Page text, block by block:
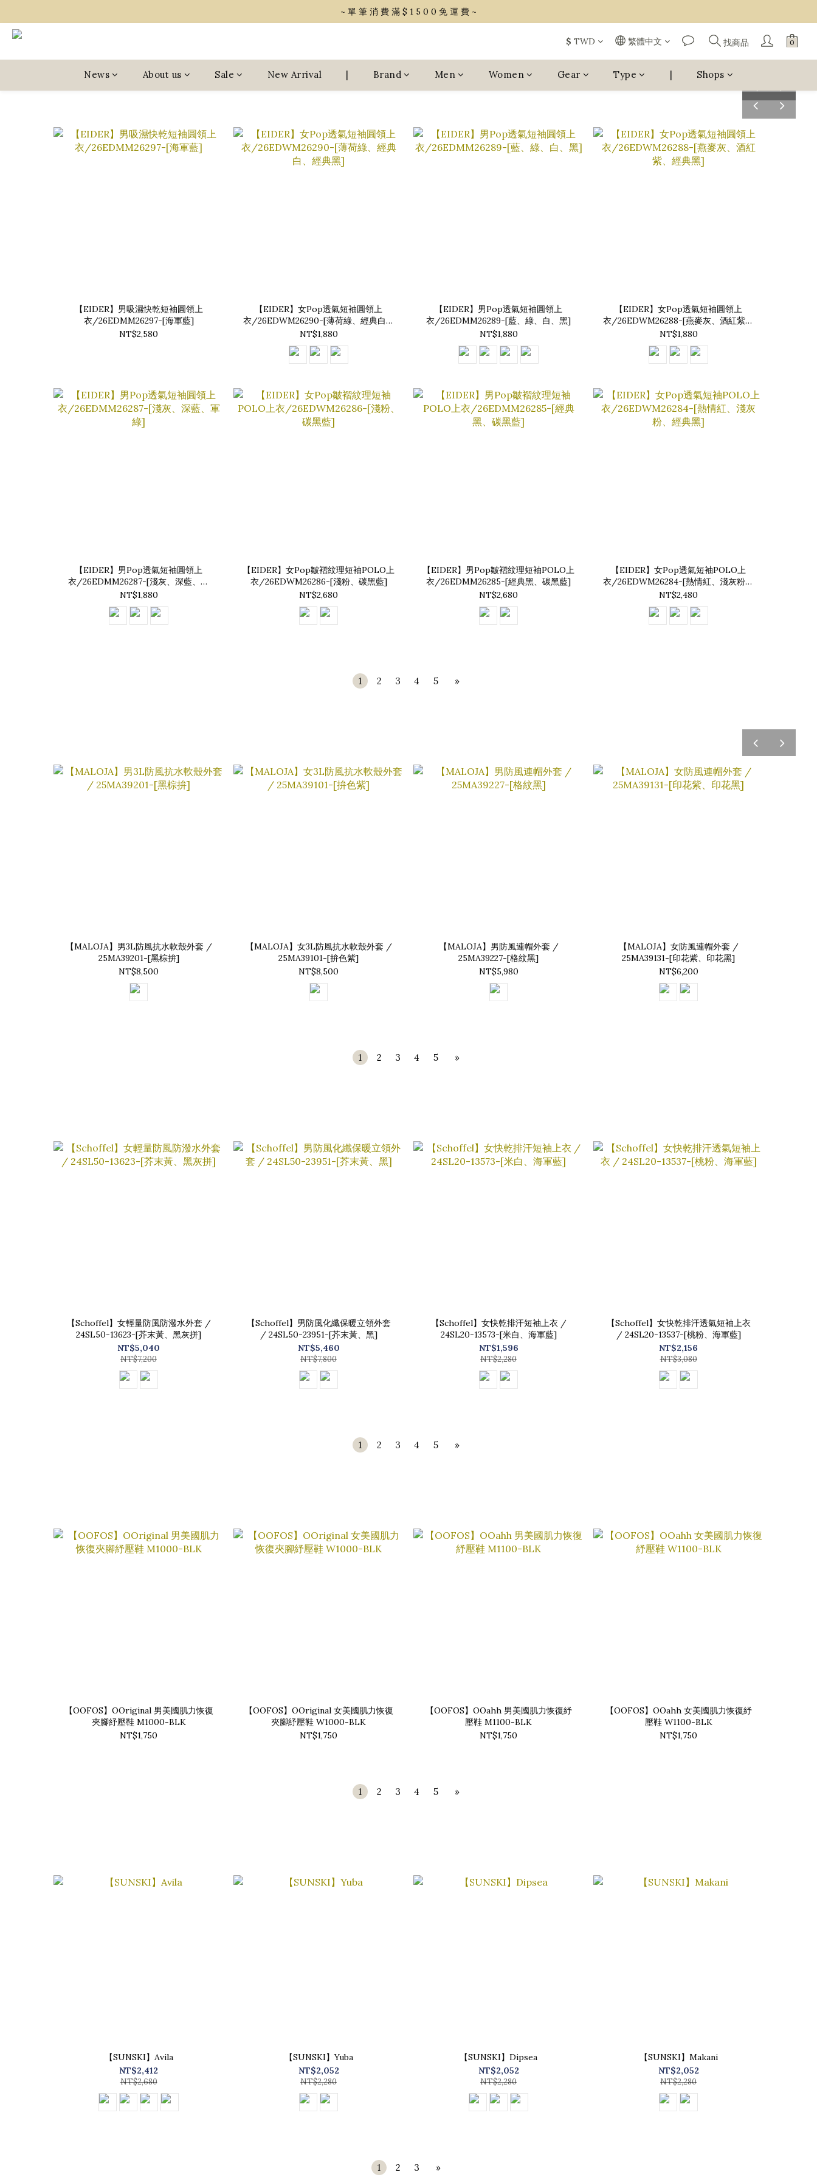
~ 單 筆 消 費 滿 $ 1 5 0 0 免 運 費 ~
~ 單 筆 消 費 滿 $ 1 5 0 0 免 運 費 ~
~ 單 筆 消 費 滿 $ 1 5 0 0 免 運 費 ~
$ TWD 繁體中文 找商品
News About us Sale New Arrival | Brand Men Women Gear Type | Shops
v
pre
v
next
【EIDER】男吸濕快乾短袖圓領上
衣/26EDMM26297-[海軍藍]
NT$2,580
【EIDER】女Pop透氣短袖圓領上
衣/26EDWM26290-[薄荷綠、經典白、
經典黑]
NT$1,880
【EIDER】男Pop透氣短袖圓領上
衣/26EDMM26289-[藍、綠、白、黑]
NT$1,880
【EIDER】女Pop透氣短袖圓領上
衣/26EDWM26288-[燕麥灰、酒紅紫、
經典黑]
NT$1,880
【EIDER】男Pop透氣短袖圓領上
衣/26EDMM26287-[淺灰、深藍、軍
綠]
NT$1,880
【EIDER】女Pop皺褶紋理短袖POLO上
衣/26EDWM26286-[淺粉、碳黑藍]
NT$2,680
【EIDER】男Pop皺褶紋理短袖POLO上
衣/26EDMM26285-[經典黑、碳黑藍]
NT$2,680
【EIDER】女Pop透氣短袖POLO上
衣/26EDWM26284-[熱情紅、淺灰粉、
經典黑]
NT$2,480
1 2 3 4 5 »
pre
v
next
【MALOJA】男3L防風抗水軟殼外套 /
25MA39201-[黑棕拚]
NT$8,500
【MALOJA】女3L防風抗水軟殼外套 /
25MA39101-[拚色紫]
NT$8,500
【MALOJA】男防風連帽外套 /
25MA39227-[格紋黑]
NT$5,980
【MALOJA】女防風連帽外套 /
25MA39131-[印花紫、印花黑]
NT$6,200
1 2 3 4 5 »
【Schoffel】女輕量防風防潑水外套 /
24SL50-13623-[芥末黃、黑灰拼]
NT$5,040
NT$7,200
【Schoffel】男防風化纖保暖立領外套
/ 24SL50-23951-[芥末黃、黑]
NT$5,460
NT$7,800
【Schoffel】女快乾排汗短袖上衣 /
24SL20-13573-[米白、海軍藍]
NT$1,596
NT$2,280
【Schoffel】女快乾排汗透氣短袖上衣
/ 24SL20-13537-[桃粉、海軍藍]
NT$2,156
NT$3,080
1 2 3 4 5 »
【OOFOS】OOriginal 男美國肌力恢復
夾腳紓壓鞋 M1000-BLK
NT$1,750
【OOFOS】OOriginal 女美國肌力恢復
夾腳紓壓鞋 W1000-BLK
NT$1,750
【OOFOS】OOahh 男美國肌力恢復紓
壓鞋 M1100-BLK
NT$1,750
【OOFOS】OOahh 女美國肌力恢復紓
壓鞋 W1100-BLK
NT$1,750
1 2 3 4 5 »
【SUNSKI】Avila
NT$2,412
NT$2,680
【SUNSKI】Yuba
NT$2,052
NT$2,280
【SUNSKI】Dipsea
NT$2,052
NT$2,280
【SUNSKI】Makani
NT$2,052
NT$2,280
1 2 3 »